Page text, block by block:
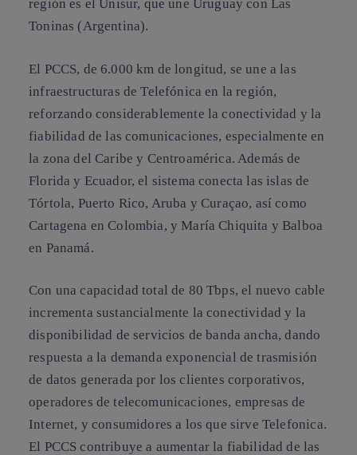
región es el Unisur, que une Uruguay con Las
Toninas (Argentina).
El PCCS, de 6.000 km de longitud, se une a las
infraestructuras de Telefónica en la región,
reforzando considerablemente la conectividad y la
fiabilidad de las comunicaciones, especialmente en
la zona del Caribe y Centroamérica. Además de
Florida y Ecuador, el sistema conecta las islas de
Tórtola, Puerto Rico, Aruba y Curaçao, así como
Cartagena en Colombia, y María Chiquita y Balboa
en Panamá.
Con una capacidad total de 80 Tbps, el nuevo cable
incrementa sustancialmente la conectividad y la
disponibilidad de servicios de banda ancha, dando
respuesta a la demanda exponencial de trasmisión
de datos generada por los clientes corporativos,
operadores de telecomunicaciones, empresas de
Internet, y consumidores a los que sirve Telefonica.
El PCCS contribuye a aumentar la fiabilidad de las